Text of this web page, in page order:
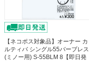
【ネコポス対象品】オーナー カ
ルティバ シングル55バーブレス
(ミノー用) S-55BLM 8【即日発